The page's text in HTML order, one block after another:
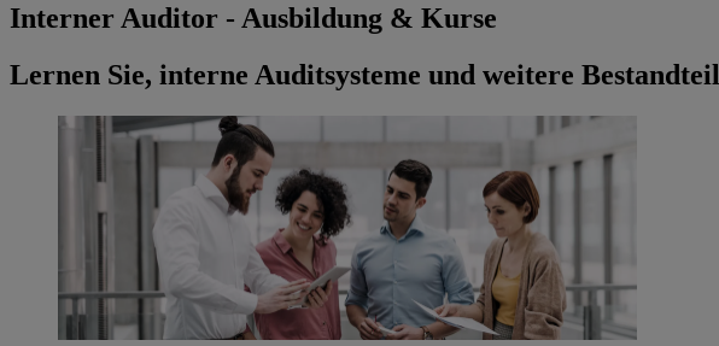
Interner Auditor - Ausbildung & Kurse
Lernen Sie, interne Auditsysteme und weitere